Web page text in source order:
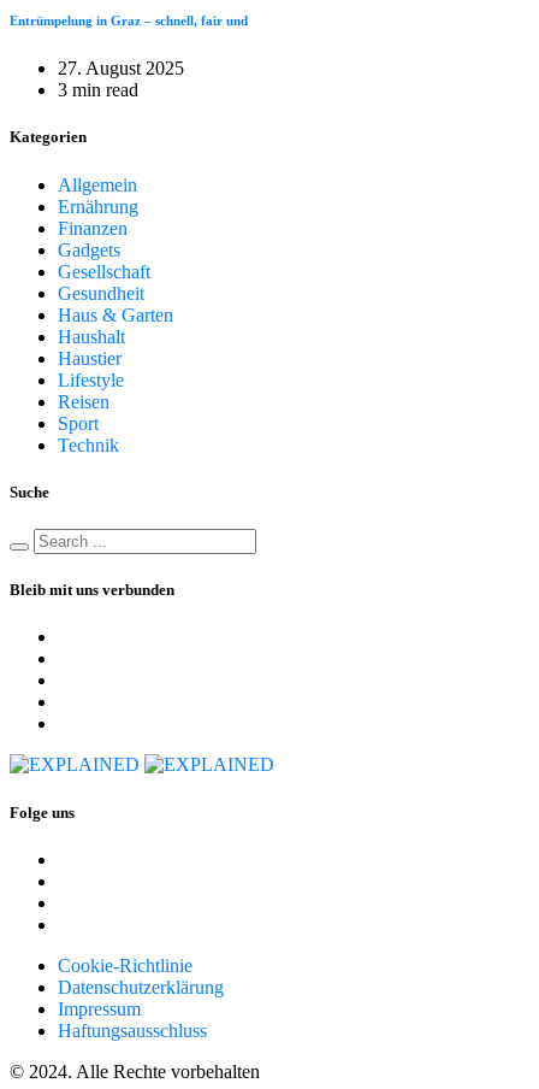
Entrümpelung in Graz – schnell, fair und
27. August 2025
3 min read
Kategorien
Allgemein
Ernährung
Finanzen
Gadgets
Gesellschaft
Gesundheit
Haus & Garten
Haushalt
Haustier
Lifestyle
Reisen
Sport
Technik
Suche
Bleib mit uns verbunden
Folge uns
Cookie-Richtlinie
Datenschutzerklärung
Impressum
Haftungsausschluss
© 2024. Alle Rechte vorbehalten